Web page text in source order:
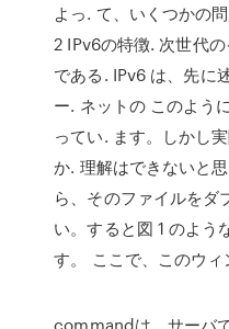
よっ. て、いくつかの
2 IPv6の特徴. 次世代
である. IPv6 は、先に
ー. ネットの このよう
ってい. ます。しかし
か. 理解はできないと
ら、そのファイルをダ
い。すると図 1 のよう
す。 ここで、このウ
commandは、サーバ